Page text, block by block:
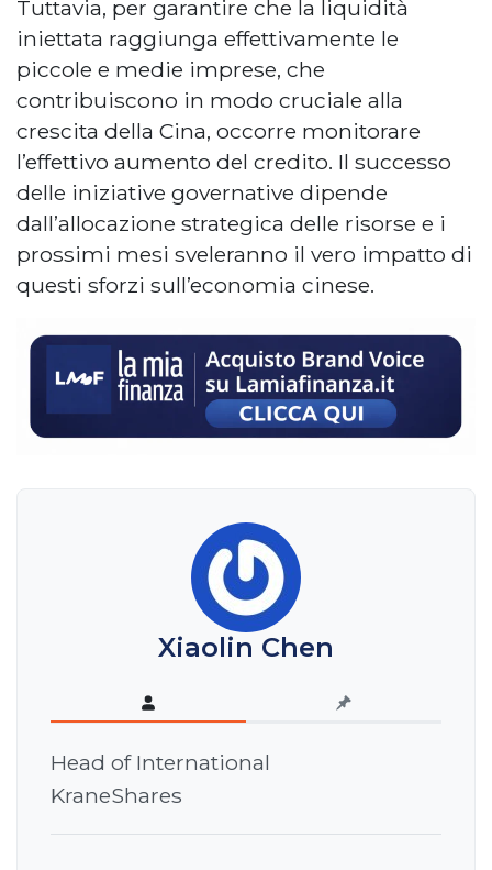
Tuttavia, per garantire che la liquidità
iniettata raggiunga effettivamente le
piccole e medie imprese, che
contribuiscono in modo cruciale alla
crescita della Cina, occorre monitorare
l’effettivo aumento del credito. Il successo
delle iniziative governative dipende
dall’allocazione strategica delle risorse e i
prossimi mesi sveleranno il vero impatto di
questi sforzi sull’economia cinese.
Xiaolin Chen
Head of International
KraneShares